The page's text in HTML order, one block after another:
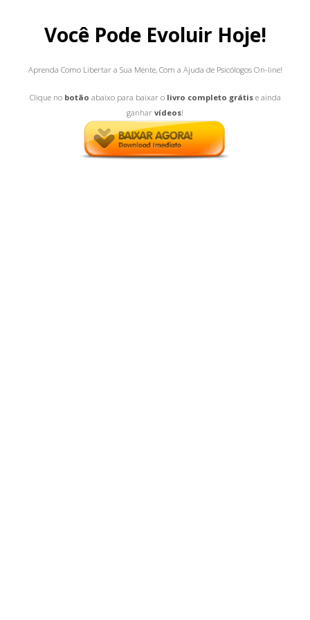
Você Pode Evoluir Hoje!
Aprenda Como Libertar a Sua Mente, Com a Ajuda de Psicólogos On-line!
Clique no botão abaixo para baixar o livro completo grátise ainda
ganhar vídeos!